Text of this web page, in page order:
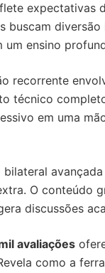
expectativas
buscam
um ensino
recorrente
técnico
em uma
O conteúdo
discussões
avaliações
como a